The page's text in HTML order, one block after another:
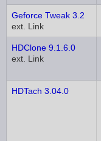
Geforce Tweak 3.2
ext. Link
HDClone 9.1.6.0
ext. Link
HDTach 3.04.0